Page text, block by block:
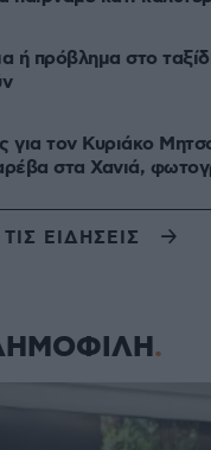
ή πρόβλημα στο
για τον Κυριάκο
στα Χανιά,
ΕΙΔΗΣΕΙΣ